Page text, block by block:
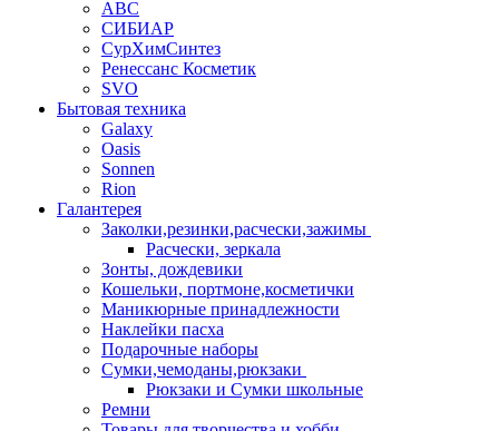
АВС
СИБИАР
СурХимСинтез
Ренессанс Косметик
SVO
Бытовая техника
Galaxy
Oasis
Sonnen
Rion
Галантерея
Заколки,резинки,расчески,зажимы
Расчески, зеркала
Зонты, дождевики
Кошельки, портмоне,косметички
Маникюрные принадлежности
Наклейки пасха
Подарочные наборы
Сумки,чемоданы,рюкзаки
Рюкзаки и Сумки школьные
Ремни